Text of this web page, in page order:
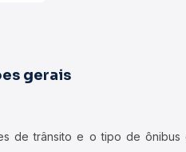
gerais
trânsito e o tipo de ônibus